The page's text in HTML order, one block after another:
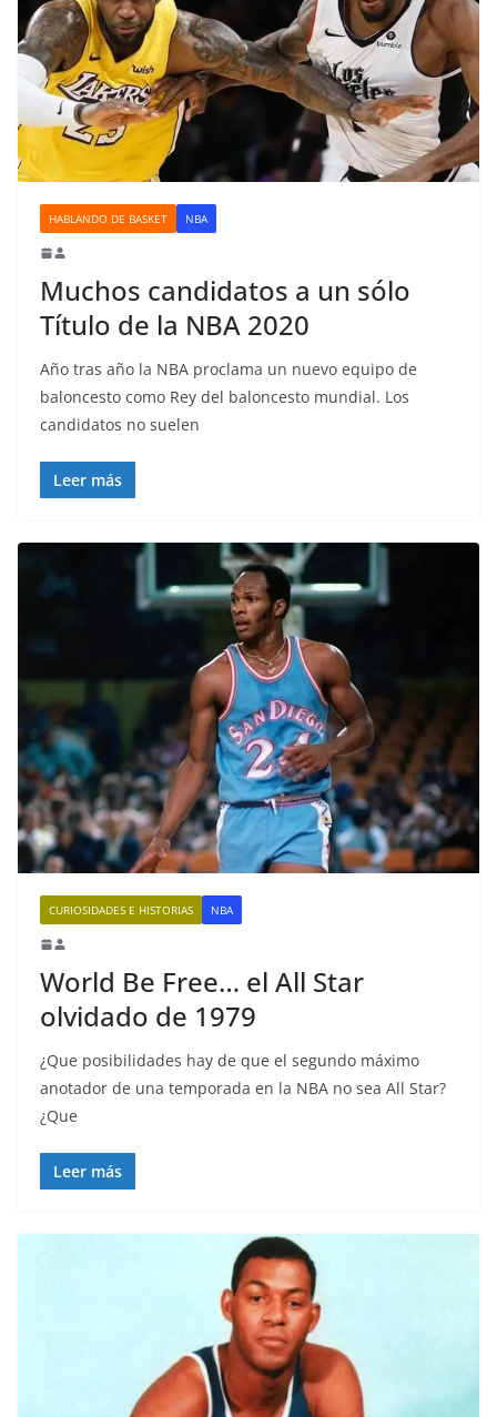
HABLANDO DE BASKET NBA
Muchos candidatos a un sólo
Título de la NBA 2020
Año tras año la NBA proclama un nuevo equipo de
baloncesto como Rey del baloncesto mundial. Los
candidatos no suelen
Leer más
CURIOSIDADES E HISTORIAS NBA
World Be Free… el All Star
olvidado de 1979
¿Que posibilidades hay de que el segundo máximo
anotador de una temporada en la NBA no sea All Star?
¿Que
Leer más